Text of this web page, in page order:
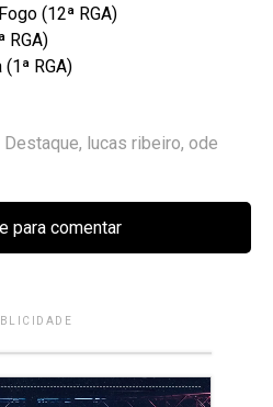
(12ª RGA)
RGA)
RGA)
Destaque, lucas ribeiro, ode
para comentar